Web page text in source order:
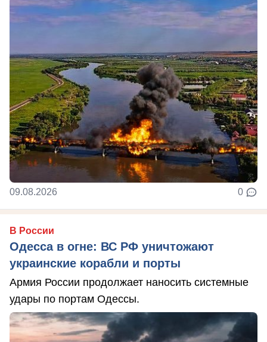
09.08.2026 0
В России
Одесса в огне: ВС РФ уничтожают
украинские корабли и порты
Армия России продолжает наносить системные
удары по портам Одессы.